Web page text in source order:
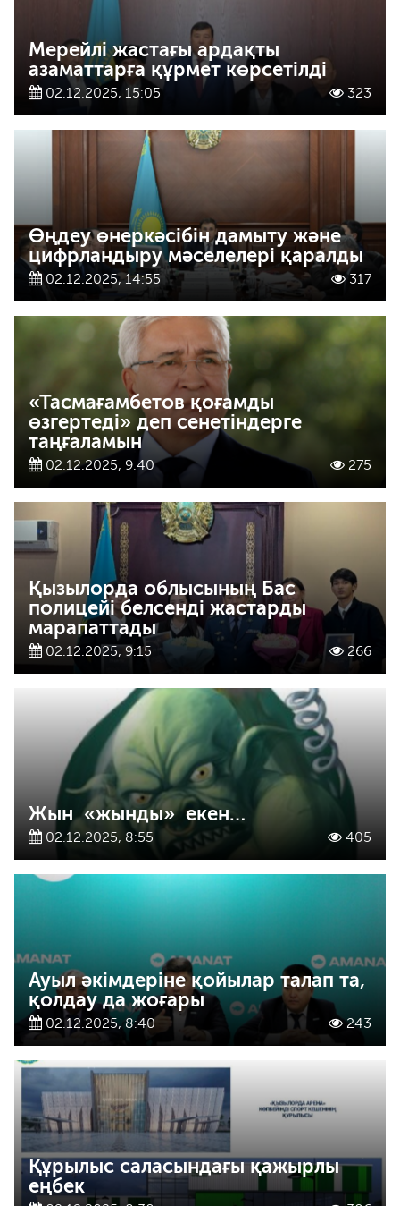
Мерейлі жастағы ардақты
азаматтарға құрмет көрсетілді
02.12.2025, 15:05 323
Өңдеу өнеркәсібін дамыту және
цифрландыру мәселелері қаралды
02.12.2025, 14:55 317
«Тасмағамбетов қоғамды
өзгертеді» деп сенетіндерге
таңғаламын
02.12.2025, 9:40 275
Қызылорда облысының Бас
полицейі белсенді жастарды
марапаттады
02.12.2025, 9:15 266
Жын «жынды» екен…
02.12.2025, 8:55 405
Ауыл әкімдеріне қойылар талап та,
қолдау да жоғары
02.12.2025, 8:40 243
Құрылыс саласындағы қажырлы
еңбек